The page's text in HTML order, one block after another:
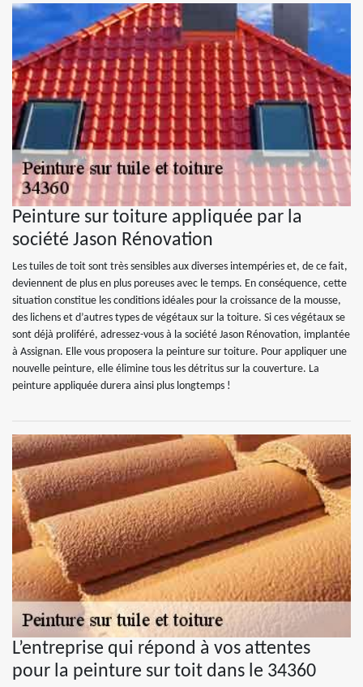
Peinture sur toiture appliquée par la
société Jason Rénovation
Les tuiles de toit sont très sensibles aux diverses intempéries et, de ce fait,
deviennent de plus en plus poreuses avec le temps. En conséquence, cette
situation constitue les conditions idéales pour la croissance de la mousse,
des lichens et d’autres types de végétaux sur la toiture. Si ces végétaux se
sont déjà proliféré, adressez-vous à la société Jason Rénovation, implantée
à Assignan. Elle vous proposera la peinture sur toiture. Pour appliquer une
nouvelle peinture, elle élimine tous les détritus sur la couverture. La
peinture appliquée durera ainsi plus longtemps !
L’entreprise qui répond à vos attentes
pour la peinture sur toit dans le 34360